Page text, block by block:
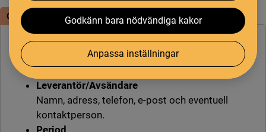
Godkänn bara nödvändiga kakor
Anpassa inställningar
Gör så här
På leveransförteckningen beskriver du innehållet i din
pliktleverans med följande uppgifter:
Leverantör/Avsändare
Namn, adress, telefon, e-post och eventuell
kontaktperson.
Period